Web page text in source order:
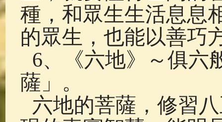
種，和眾生生活息息
的眾生，也能以善巧
6、《六地》～俱六
薩」。
六地的菩薩，修習